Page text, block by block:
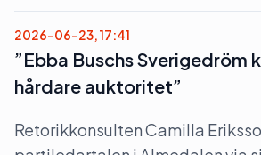
2026-06-23, 17:41
”Ebba Buschs Sverigedröm
hårdare auktoritet”
Retorikkonsulten Camilla